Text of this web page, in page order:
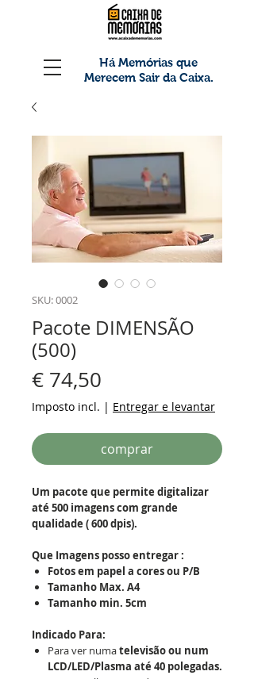
Há Memórias que
Merecem Sair da Caixa.
SKU: 0002
Pacote DIMENSÃO
(500)
€ 74,50
Imposto incl. | Entregar e levantar
comprar
Um pacote que permite digitalizar
até 500 imagens com grande
qualidade ( 600 dpis).
Que Imagens posso entregar :
Fotos em papel a cores ou P/B
Tamanho Max. A4
Tamanho min. 5cm
Indicado Para:
Para ver numatelevisão ou num
LCD/LED/Plasma até 40 polegadas.